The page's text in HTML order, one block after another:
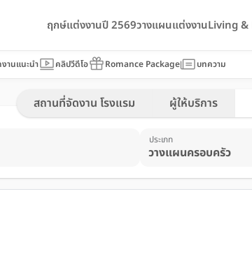
ฤกษ์แต่งงานปี 2569วางแผนแต่งงานLiving
านแนะนำ คลิปวีดีโอ Romance Package บทความ
สถานที่จัดงาน โรงแรม ผู้ให้บริการ
ประเภท